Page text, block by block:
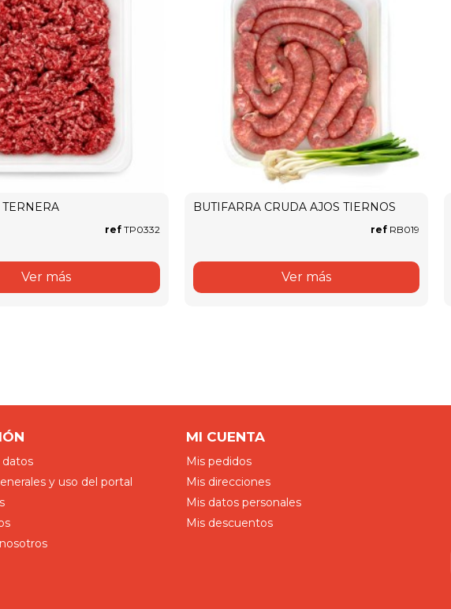
refTP0332
Ver más
BUTIFARRA CRUDA AJOS TIERNOS
ref RB019
Ver más
y uso del portal
MI CUENTA
Mis pedidos
Mis direcciones
Mis datos personales
Mis descuentos